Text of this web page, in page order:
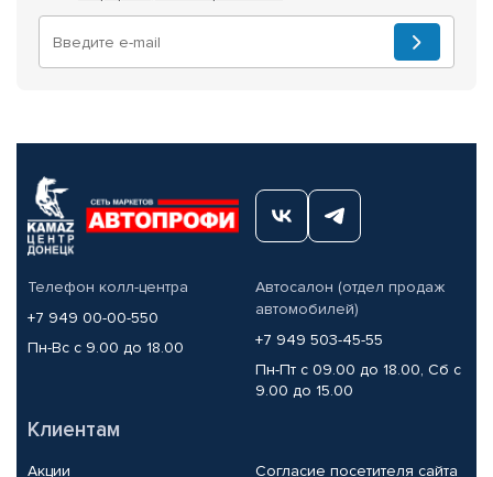
Телефон колл-центра
+7 949 00-00-550
Пн-Вс с 9.00 до 18.00
Автосалон (отдел продаж
автомобилей)
+7 949 503-45-55
Пн-Пт с 09.00 до 18.00, Сб с
9.00 до 15.00
Клиентам
Акции Согласие посетителя сайта